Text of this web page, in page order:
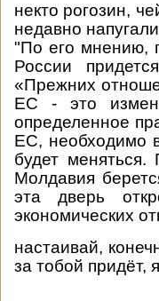
некто рогозин,
недавно
"По его мнению,
России
«Прежних
ЕС - это
определенное
ЕС, необходимо
будет
Молдавия
эта дверь
экономических
настаивай,
за тобой придёт,